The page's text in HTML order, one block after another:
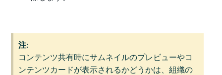
注:
コンテンツ共有時にサムネイルのプレビューやコ
ンテンツカードが表示されるかどうかは、組織の